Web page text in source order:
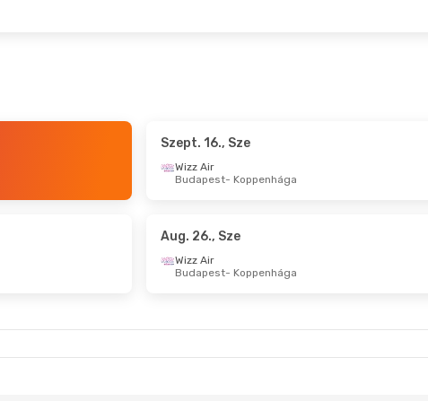
- Koppenhága
- Okt. 8., Cs
Szept. 16., Sze
Wizz Air
Budapest- Koppenhága
Aug. 26., Sze
Wizz Air
Budapest- Koppenhága